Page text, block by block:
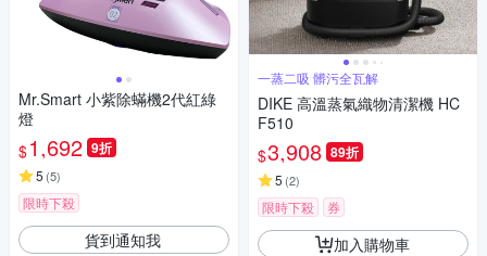
Mr.Smart 小紫除蟎機2代紅綠
燈
$1,692 9折
5 (5)
限時下殺
貨到通知我
一蒸二吸 髒污全瓦解
DIKE 高溫蒸氣織物清潔機 HC
F510
$3,908 89折
5 (2)
限時下殺 券
加入購物車